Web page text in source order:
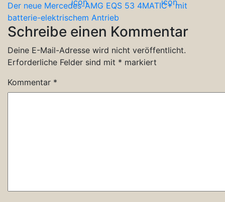
Der neue Mercedes-AMG EQS 53 4MATIC+ mit
batterie-elektrischem Antrieb
Schreibe einen Kommentar
Deine E-Mail-Adresse wird nicht veröffentlicht.
Erforderliche Felder sind mit * markiert
Kommentar *